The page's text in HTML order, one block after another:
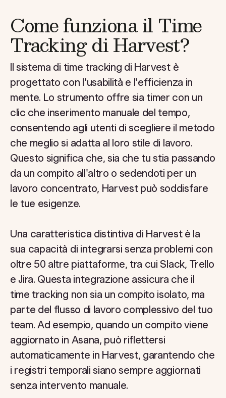
Come funziona il Time
Tracking di Harvest?
Il sistema di time tracking di Harvest è
progettato con l'usabilità e l'efficienza in
mente. Lo strumento offre sia timer con un
clic che inserimento manuale del tempo,
consentendo agli utenti di scegliere il metodo
che meglio si adatta al loro stile di lavoro.
Questo significa che, sia che tu stia passando
da un compito all'altro o sedendoti per un
lavoro concentrato, Harvest può soddisfare
le tue esigenze.
Una caratteristica distintiva di Harvest è la
sua capacità di integrarsi senza problemi con
oltre 50 altre piattaforme, tra cui Slack, Trello
e Jira. Questa integrazione assicura che il
time tracking non sia un compito isolato, ma
parte del flusso di lavoro complessivo del tuo
team. Ad esempio, quando un compito viene
aggiornato in Asana, può riflettersi
automaticamente in Harvest, garantendo che
i registri temporali siano sempre aggiornati
senza intervento manuale.